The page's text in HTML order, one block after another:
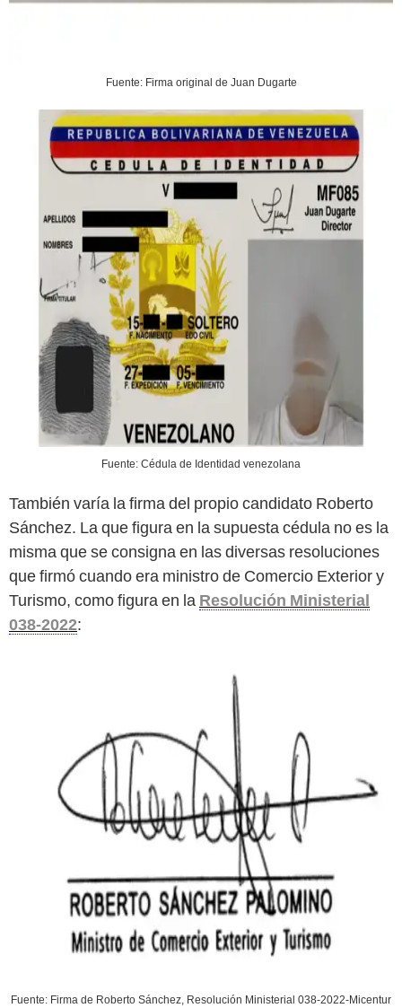
Fuente: Firma original de Juan Dugarte
Fuente: Cédula de Identidad venezolana
También varía la firma del propio candidato Roberto
Sánchez. La que figura en la supuesta cédula no es la
misma que se consigna en las diversas resoluciones
que firmó cuando era ministro de Comercio Exterior y
Turismo, como figura en la Resolución Ministerial
038-2022:
Fuente: Firma de Roberto Sánchez, Resolución Ministerial 038-2022-Micentur